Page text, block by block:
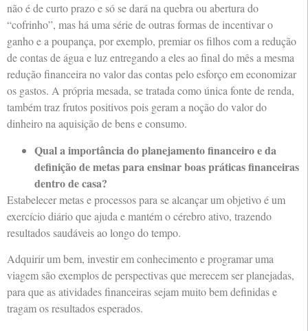
não é de curto prazo e só se dará na quebra ou abertura do
“cofrinho”, mas há uma série de outras formas de incentivar o
ganho e a poupança, por exemplo, premiar os filhos com a redução
de contas de água e luz entregando a eles ao final do mês a mesma
redução financeira no valor das contas pelo esforço em economizar
os gastos. A própria mesada, se tratada como única fonte de renda,
também traz frutos positivos pois geram a noção do valor do
dinheiro na aquisição de bens e consumo.
Qual a importância do planejamento financeiro e da
definição de metas para ensinar boas práticas financeiras
dentro de casa?
Estabelecer metas e processos para se alcançar um objetivo é um
exercício diário que ajuda e mantém o cérebro ativo, trazendo
resultados saudáveis ao longo do tempo.
Adquirir um bem, investir em conhecimento e programar uma
viagem são exemplos de perspectivas que merecem ser planejadas,
para que as atividades financeiras sejam muito bem definidas e
tragam os resultados esperados.